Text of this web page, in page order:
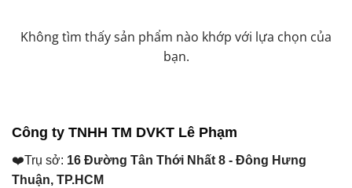
Không tìm thấy sản phẩm nào khớp với lựa chọn của
bạn.
Công ty TNHH TM DVKT Lê Phạm
❤️Trụ sở: 16 Đường Tân Thới Nhất 8 - Đông Hưng
Thuận, TP.HCM